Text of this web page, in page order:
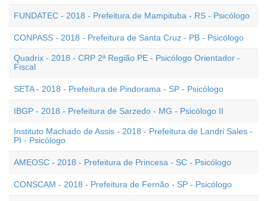
FUNDATEC - 2018 - Prefeitura de Mampituba - RS - Psicólogo
CONPASS - 2018 - Prefeitura de Santa Cruz - PB - Psicólogo
Quadrix - 2018 - CRP 2ª Região PE - Psicólogo Orientador -
Fiscal
SETA - 2018 - Prefeitura de Pindorama - SP - Psicólogo
IBGP - 2018 - Prefeitura de Sarzedo - MG - Psicólogo II
Instituto Machado de Assis - 2018 - Prefeitura de Landri Sales -
PI - Psicólogo
AMEOSC - 2018 - Prefeitura de Princesa - SC - Psicólogo
CONSCAM - 2018 - Prefeitura de Fernão - SP - Psicólogo